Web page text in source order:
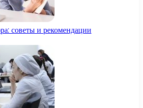
советы и рекомендации